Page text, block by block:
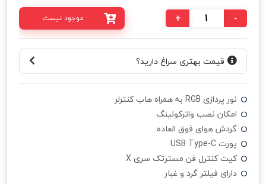
-
+ موجود نیست
قیمت بهتری سراغ دارید؟
نور پردازی RGB به همراه هاب کنترلر
امکان نصب واترکولینگ
گردش هوای فوق العاده
پورت USB Type-C
کیت کنترل فن مسترتک سری X
دارای فیلتر گرد و غبار